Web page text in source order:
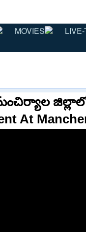
MOVIES
జిల్లాలో
At